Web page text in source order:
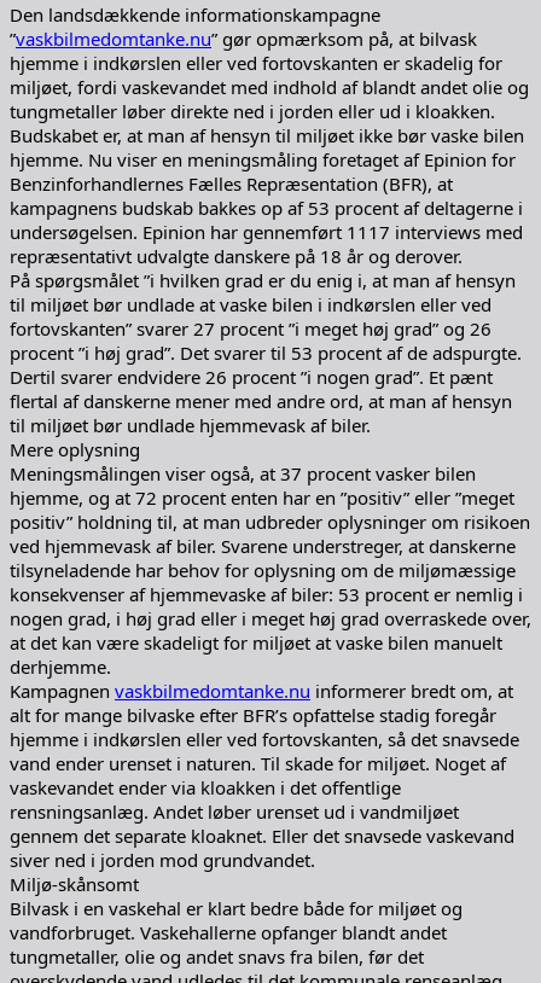
Den landsdækkende informationskampagne
”vaskbilmedomtanke.nu” gør opmærksom på, at bilvask
hjemme i indkørslen eller ved fortovskanten er skadelig for
miljøet, fordi vaskevandet med indhold af blandt andet olie og
tungmetaller løber direkte ned i jorden eller ud i kloakken.
Budskabet er, at man af hensyn til miljøet ikke bør vaske bilen
hjemme. Nu viser en meningsmåling foretaget af Epinion for
Benzinforhandlernes Fælles Repræsentation (BFR), at
kampagnens budskab bakkes op af 53 procent af deltagerne i
undersøgelsen. Epinion har gennemført 1117 interviews med
repræsentativt udvalgte danskere på 18 år og derover.
På spørgsmålet ”i hvilken grad er du enig i, at man af hensyn
til miljøet bør undlade at vaske bilen i indkørslen eller ved
fortovskanten” svarer 27 procent ”i meget høj grad” og 26
procent ”i høj grad”. Det svarer til 53 procent af de adspurgte.
Dertil svarer endvidere 26 procent ”i nogen grad”. Et pænt
flertal af danskerne mener med andre ord, at man af hensyn
til miljøet bør undlade hjemmevask af biler.
Mere oplysning
Meningsmålingen viser også, at 37 procent vasker bilen
hjemme, og at 72 procent enten har en ”positiv” eller ”meget
positiv” holdning til, at man udbreder oplysninger om risikoen
ved hjemmevask af biler. Svarene understreger, at danskerne
tilsyneladende har behov for oplysning om de miljømæssige
konsekvenser af hjemmevaske af biler: 53 procent er nemlig i
nogen grad, i høj grad eller i meget høj grad overraskede over,
at det kan være skadeligt for miljøet at vaske bilen manuelt
derhjemme.
Kampagnen vaskbilmedomtanke.nu informerer bredt om, at
alt for mange bilvaske efter BFR’s opfattelse stadig foregår
hjemme i indkørslen eller ved fortovskanten, så det snavsede
vand ender urenset i naturen. Til skade for miljøet. Noget af
vaskevandet ender via kloakken i det offentlige
rensningsanlæg. Andet løber urenset ud i vandmiljøet
gennem det separate kloaknet. Eller det snavsede vaskevand
siver ned i jorden mod grundvandet.
Miljø-skånsomt
Bilvask i en vaskehal er klart bedre både for miljøet og
vandforbruget. Vaskehallerne opfanger blandt andet
tungmetaller, olie og andet snavs fra bilen, før det